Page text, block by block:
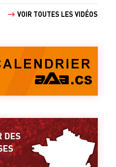
VOIR TOUTES LES VIDÉOS